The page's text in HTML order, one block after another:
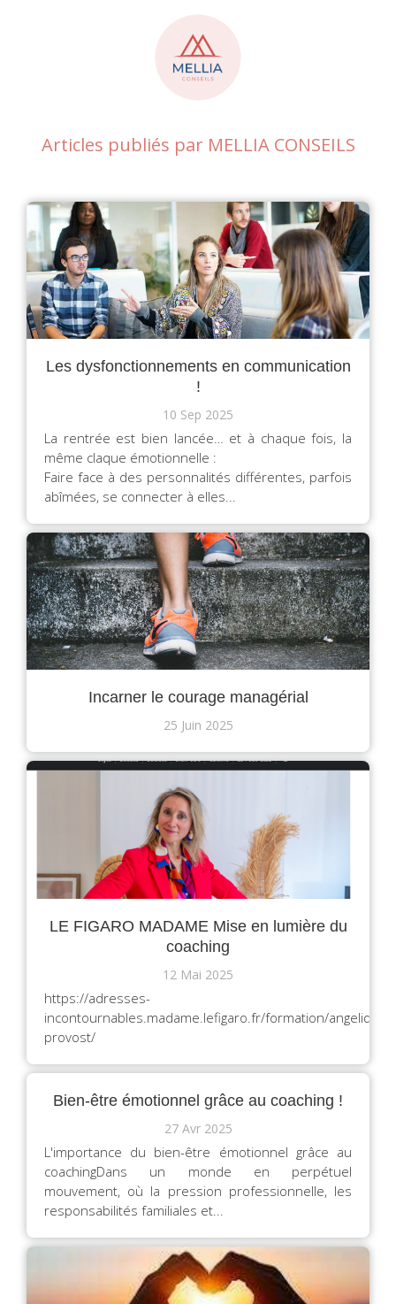
Articles publiés par MELLIA CONSEILS
Les dysfonctionnements en communication
!
10 Sep 2025
La rentrée est bien lancée… et à chaque fois, la
même claque émotionnelle :
Faire face à des personnalités différentes, parfois
abîmées, se connecter à elles...
Incarner le courage managérial
25 Juin 2025
LE FIGARO MADAME Mise en lumière du
coaching
12 Mai 2025
https://adresses-
incontournables.madame.lefigaro.fr/formation/angelique-
provost/
Bien-être émotionnel grâce au coaching !
27 Avr 2025
L'importance du bien-être émotionnel grâce au
coachingDans un monde en perpétuel
mouvement, où la pression professionnelle, les
responsabilités familiales et...